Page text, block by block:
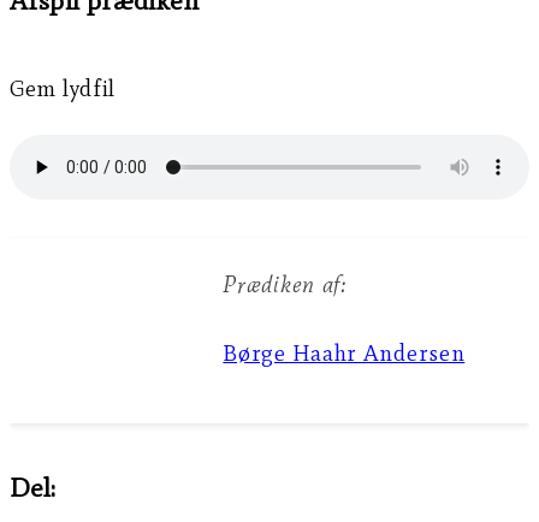
Gem lydfil
Prædiken af:
Børge Haahr Andersen
Del: